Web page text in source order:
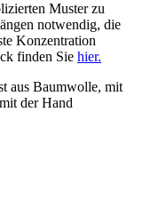
Muster zu
notwendig, die
Konzentration
finden Sie hier.
aus Baumwolle, mit
der Hand